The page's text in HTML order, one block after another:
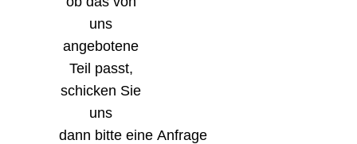
uns
angebotene
Teil passt,
schicken Sie
uns
dann bitte eine Anfrage